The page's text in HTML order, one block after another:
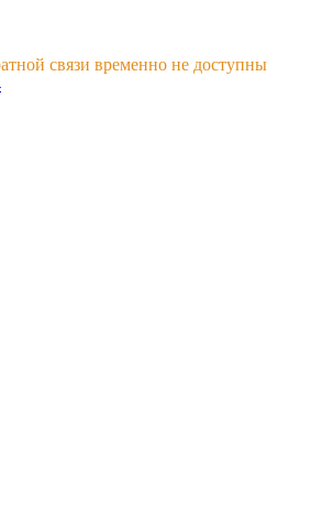
связи временно не доступны